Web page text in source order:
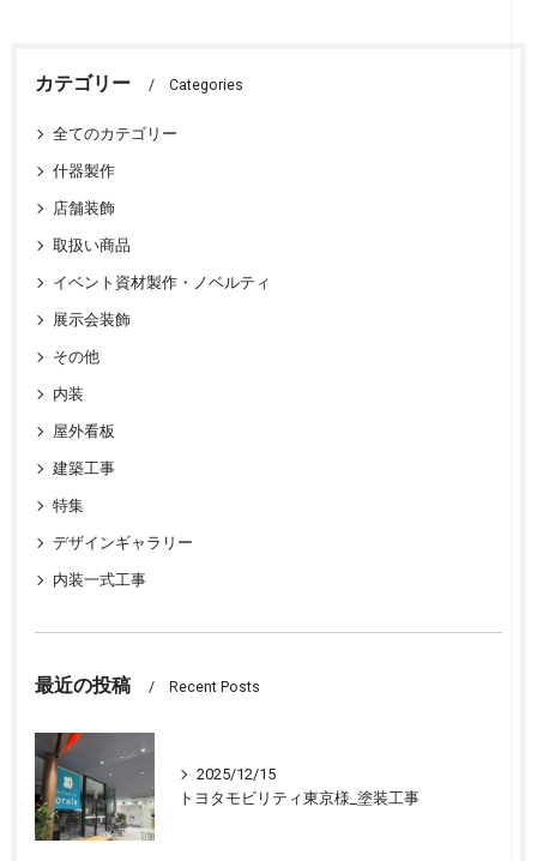
カテゴリー Categories
全てのカテゴリー
什器製作
店舗装飾
取扱い商品
イベント資材製作・ノベルティ
展示会装飾
その他
内装
屋外看板
建築工事
特集
デザインギャラリー
内装一式工事
最近の投稿 Recent Posts
2025/12/15
トヨタモビリティ東京様_塗装工事